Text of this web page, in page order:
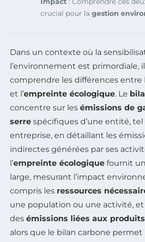
crucial pour la gestion
Dans un contexte où la
l’environnement est primordiale,
comprendre les différences entre
et l’empreinte écologique. Le
concentre sur les émissions de
serre spécifiques d’une entité, tel
entreprise, en détaillant les
indirectes générées par ses
l’empreinte écologique fournit
large, mesurant l’impact
compris les ressources
une population ou une activité,
des émissions liées aux
alors que le bilan carbone